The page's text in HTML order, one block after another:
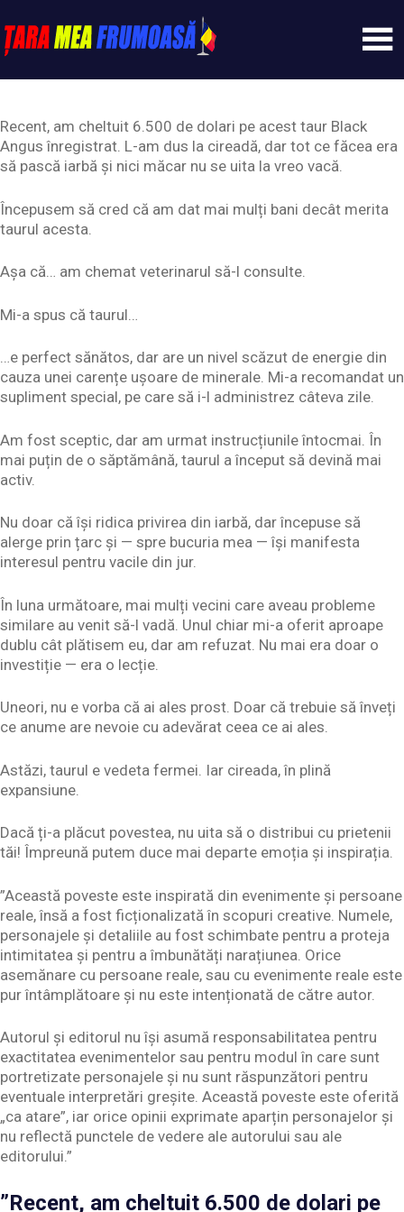
to
content
Tarameafrumoasa
Recent, am cheltuit 6.500 de dolari pe acest taur Black
Angus înregistrat. L-am dus la cireadă, dar tot ce făcea era
să pască iarbă și nici măcar nu se uita la vreo vacă.
Începusem să cred că am dat mai mulți bani decât merita
taurul acesta.
Așa că… am chemat veterinarul să-l consulte.
Mi-a spus că taurul…
…e perfect sănătos, dar are un nivel scăzut de energie din
cauza unei carențe ușoare de minerale. Mi-a recomandat un
supliment special, pe care să i-l administrez câteva zile.
Am fost sceptic, dar am urmat instrucțiunile întocmai. În
mai puțin de o săptămână, taurul a început să devină mai
activ.
Nu doar că își ridica privirea din iarbă, dar începuse să
alerge prin țarc și — spre bucuria mea — își manifesta
interesul pentru vacile din jur.
În luna următoare, mai mulți vecini care aveau probleme
similare au venit să-l vadă. Unul chiar mi-a oferit aproape
dublu cât plătisem eu, dar am refuzat. Nu mai era doar o
investiție — era o lecție.
Uneori, nu e vorba că ai ales prost. Doar că trebuie să înveți
ce anume are nevoie cu adevărat ceea ce ai ales.
Astăzi, taurul e vedeta fermei. Iar cireada, în plină
expansiune.
Dacă ți-a plăcut povestea, nu uita să o distribui cu prietenii
tăi! Împreună putem duce mai departe emoția și inspirația.
”Această poveste este inspirată din evenimente și persoane
reale, însă a fost ficționalizată în scopuri creative. Numele,
personajele și detaliile au fost schimbate pentru a proteja
intimitatea și pentru a îmbunătăți narațiunea. Orice
asemănare cu persoane reale, sau cu evenimente reale este
pur întâmplătoare și nu este intenționată de către autor.
Autorul și editorul nu își asumă responsabilitatea pentru
exactitatea evenimentelor sau pentru modul în care sunt
portretizate personajele și nu sunt răspunzători pentru
eventuale interpretări greșite. Această poveste este oferită
„ca atare”, iar orice opinii exprimate aparțin personajelor și
nu reflectă punctele de vedere ale autorului sau ale
editorului.”
”Recent, am cheltuit 6.500 de dolari pe